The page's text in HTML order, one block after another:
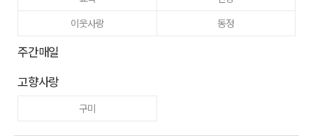
이웃사랑
동정
주간매일
고향사랑
구미